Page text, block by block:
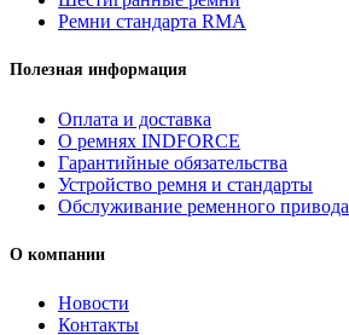
Ремни стандарта RMA
Полезная информация
Оплата и доставка
О ремнях INDFORCE
Гарантийные обязательства
Устройство ремня и стандарты
Обслуживание ременного привода
О компании
Новости
Контакты